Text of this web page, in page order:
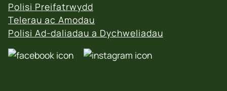
Polisi Preifatrwydd
Telerau ac Amodau
Polisi Ad-daliadau a Dychweliadau